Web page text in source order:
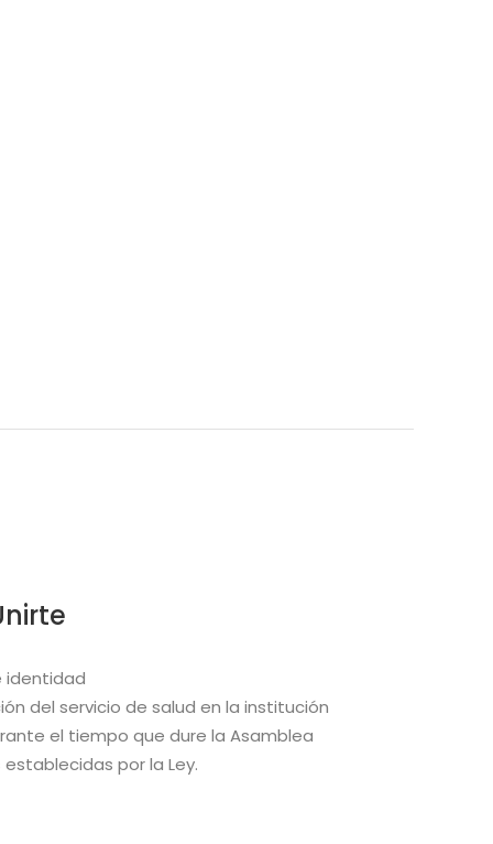
identidad
del servicio de salud en la institución
el tiempo que dure la Asamblea
por la Ley.